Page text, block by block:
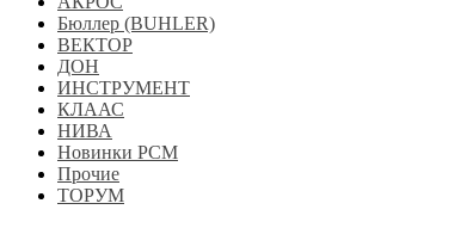
Бюллер (BUHLER)
ВЕКТОР
ДОН
ИНСТРУМЕНТ
КЛААС
НИВА
Новинки РСМ
Прочие
ТОРУМ